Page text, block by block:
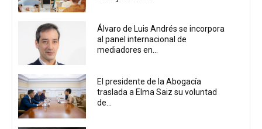
Álvaro de Luis Andrés se incorpora
al panel internacional de
mediadores en...
El presidente de la Abogacía
traslada a Elma Saiz su voluntad
de...